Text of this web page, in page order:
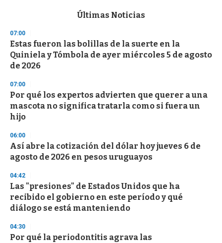
d
s
o
f
3
s
e
c
o
n
s
Últimas Noticias
07:00
Estas fueron las bolillas de la suerte en la
Quiniela y Tómbola de ayer miércoles 5 de agosto
de 2026
07:00
Por qué los expertos advierten que querer a una
mascota no significa tratarla como si fuera un
hijo
06:00
Así abre la cotización del dólar hoy jueves 6 de
agosto de 2026 en pesos uruguayos
04:42
Las "presiones" de Estados Unidos que ha
recibido el gobierno en este período y qué
diálogo se está manteniendo
04:30
Por qué la periodontitis agrava las